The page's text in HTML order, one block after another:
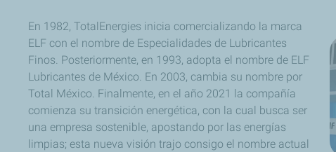
En 1982, TotalEnergies inicia comercializando la marca
ELF con el nombre de Especialidades de Lubricantes
Finos. Posteriormente, en 1993, adopta el nombre de ELF
Lubricantes de México. En 2003, cambia su nombre por
Total México. Finalmente, en el año 2021 la compañía
comienza su transición energética, con la cual busca ser
una empresa sostenible, apostando por las energías
limpias; esta nueva visión trajo consigo el nombre actual